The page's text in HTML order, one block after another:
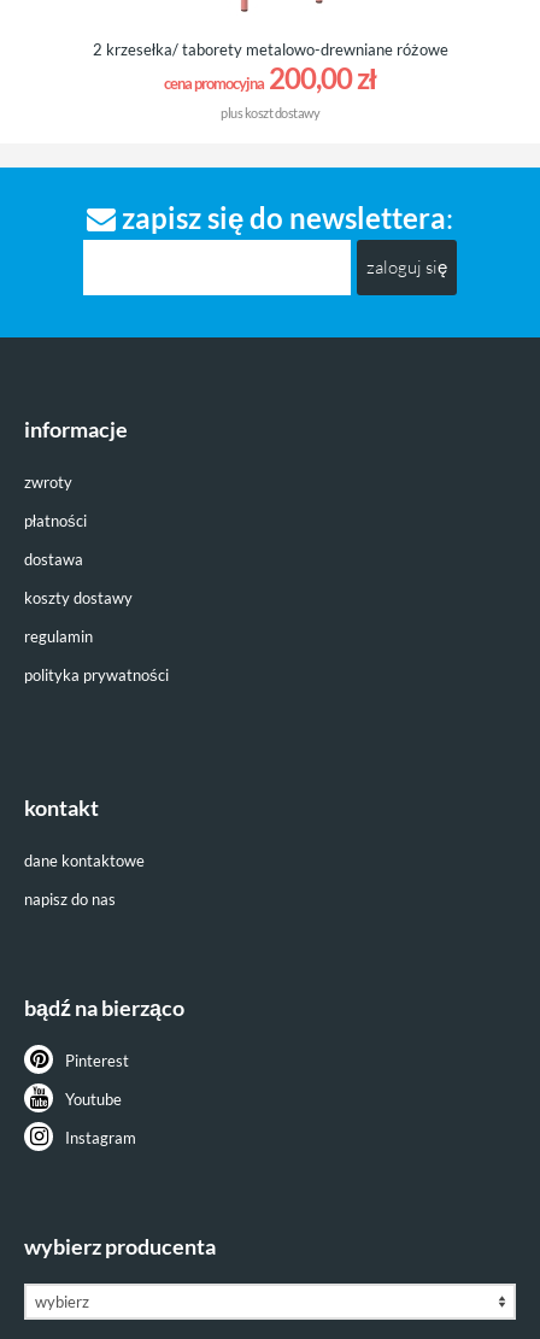
2 krzesełka/ taborety metalowo-drewniane różowe
cena promocyjna 200,00 zł
pluskoszt dostawy
zapisz się do newslettera
zaloguj się
informacje
zwroty
płatności
dostawa
koszty dostawy
regulamin
polityka prywatności
kontakt
dane kontaktowe
napisz do nas
bądź na bierząco
Pinterest
Youtube
Instagram
wybierz producenta